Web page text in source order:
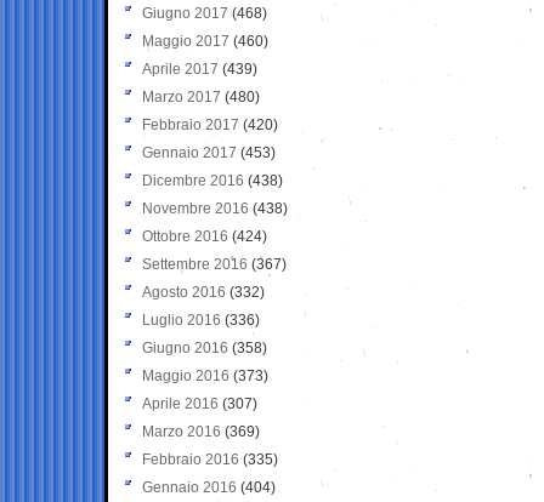
Giugno 2017 (468)
Maggio 2017 (460)
Aprile 2017 (439)
Marzo 2017 (480)
Febbraio 2017 (420)
Gennaio 2017 (453)
Dicembre 2016 (438)
Novembre 2016 (438)
Ottobre 2016 (424)
Settembre 2016 (367)
Agosto 2016 (332)
Luglio 2016 (336)
Giugno 2016 (358)
Maggio 2016 (373)
Aprile 2016 (307)
Marzo 2016 (369)
Febbraio 2016 (335)
Gennaio 2016 (404)